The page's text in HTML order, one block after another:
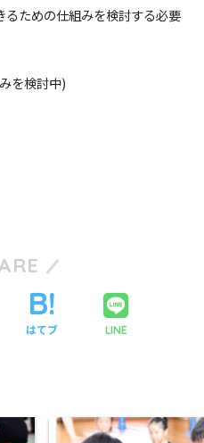
ための仕組みを検討する必要
を検討中)
はてブ LINE